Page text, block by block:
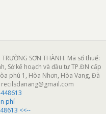
SƠN THÀNH. Mã số thuế:
Sở kế hoạch và đầu tư TP.ĐN cấp
phú 1, Hòa Nhơn, Hòa Vang, Đà
phí
<<--